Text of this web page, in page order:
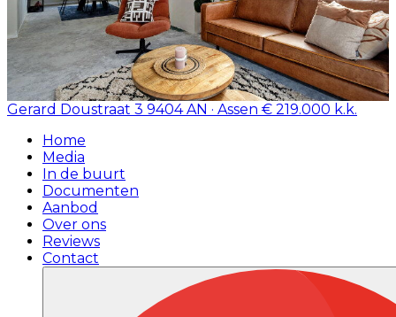
Gerard Doustraat 3 9404 AN · Assen € 219.000 k.k.
Home
Media
In de buurt
Documenten
Aanbod
Over ons
Reviews
Contact